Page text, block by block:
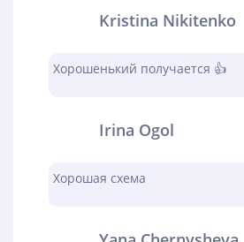
Kristina Nikitenko
Хорошенький получается 👍
Irina Ogol
Хорошая схема